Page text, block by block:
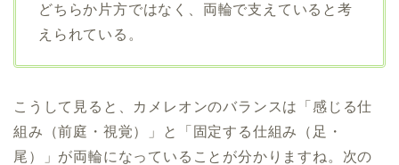
どちらか片方ではなく、両輪で支えていると考
えられている。
こうして見ると、カメレオンのバランスは「感じる仕
組み（前庭・視覚）」と「固定する仕組み（足・
尾）」が両輪になっていることが分かりますね。次の